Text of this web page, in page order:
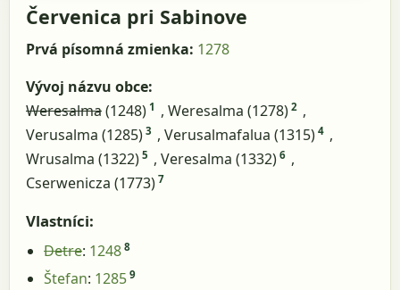
Červenica pri Sabinove
Prvá písomná zmienka: 1278
Vývoj názvu obce:
Weresalma(1248) 1 , Weresalma (1278) 2 ,
Verusalma (1285) 3 , Verusalmafalua (1315) 4 ,
Wrusalma (1322) 5 , Veresalma (1332) 6 ,
Cserwenicza (1773) 7
Vlastníci:
Detre: 1248 8
Štefan: 1285 9